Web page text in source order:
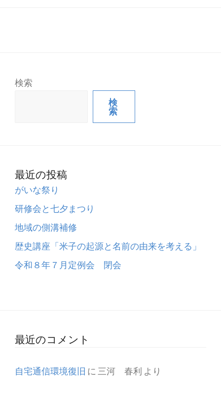
検索
検
索
最近の投稿
がいな祭り
研修会と七夕まつり
地域の側溝補修
歴史講座「米子の起源と名前の由来を考える」
令和８年７月定例会 閉会
最近のコメント
自宅通信環境復旧 に 三河 春利 より